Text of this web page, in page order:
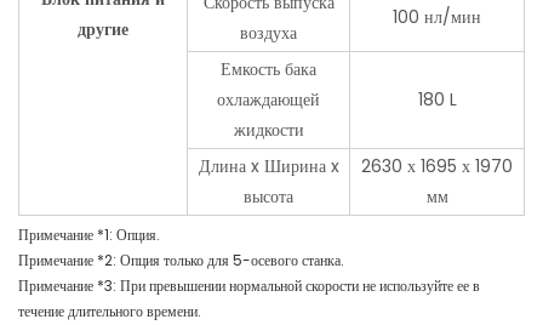
другие
воздуха
100 нл/мин
Емкость бака
охлаждающей
жидкости
180 L
Длина x Ширина x
высота
2630 х 1695 х 1970
мм
Примечание *1: Опция.
Примечание *2: Опция только для 5-осевого станка.
Примечание *3: При превышении нормальной скорости не используйте ее в
течение длительного времени.